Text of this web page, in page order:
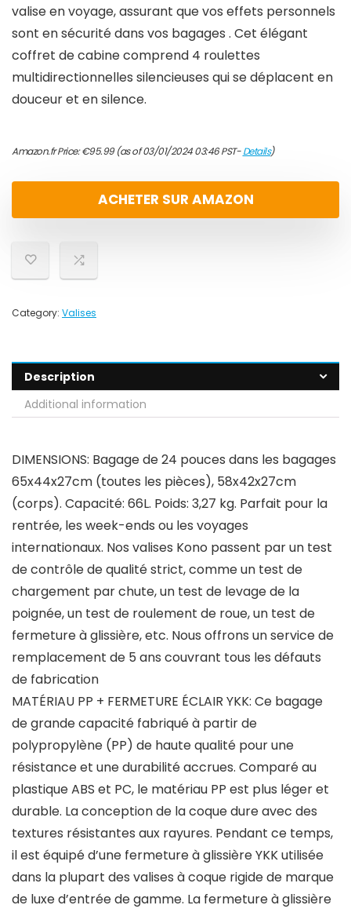
valise en voyage, assurant que vos effets personnels
sont en sécurité dans vos bagages . Cet élégant
coffret de cabine comprend 4 roulettes
multidirectionnelles silencieuses qui se déplacent en
douceur et en silence.
Amazon.fr Price:€95.99(as of 03/01/2024 03:46 PST-Details)
ACHETER SUR AMAZON
Category: Valises
Description
Additional information
DIMENSIONS: Bagage de 24 pouces dans les bagages
65x44x27cm (toutes les pièces), 58x42x27cm
(corps). Capacité: 66L. Poids: 3,27 kg. Parfait pour la
rentrée, les week-ends ou les voyages
internationaux. Nos valises Kono passent par un test
de contrôle de qualité strict, comme un test de
chargement par chute, un test de levage de la
poignée, un test de roulement de roue, un test de
fermeture à glissière, etc. Nous offrons un service de
remplacement de 5 ans couvrant tous les défauts
de fabrication
MATÉRIAU PP + FERMETURE ÉCLAIR YKK: Ce bagage
de grande capacité fabriqué à partir de
polypropylène (PP) de haute qualité pour une
résistance et une durabilité accrues. Comparé au
plastique ABS et PC, le matériau PP est plus léger et
durable. La conception de la coque dure avec des
textures résistantes aux rayures. Pendant ce temps,
il est équipé d’une fermeture à glissière YKK utilisée
dans la plupart des valises à coque rigide de marque
de luxe d’entrée de gamme. La fermeture à glissière